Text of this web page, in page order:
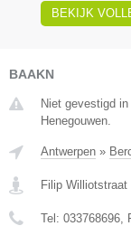
BEKIJK
BAAKN
Niet gevestigd
Henegouwen.
Antwerpen »
Filip Williotstraat
Tel: 033768696